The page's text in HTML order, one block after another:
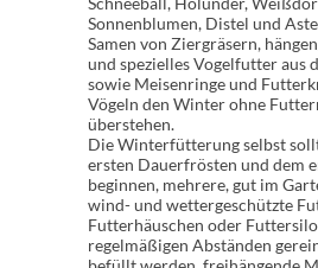
Sonnenblumen, Distel und
Samen von Ziergräsern,
und spezielles Vogelfutter aus
sowie Meisenringe und
Vögeln den Winter ohne
überstehen.
Die Winterfütterung selbst
ersten Dauerfrösten und dem
beginnen, mehrere, gut im
wind- und wettergeschützte
Futterhäuschen oder
regelmäßigen Abständen